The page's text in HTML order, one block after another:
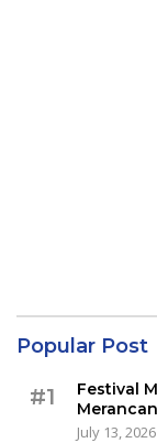
Popular Post
#1
Festival
July 13, 2026